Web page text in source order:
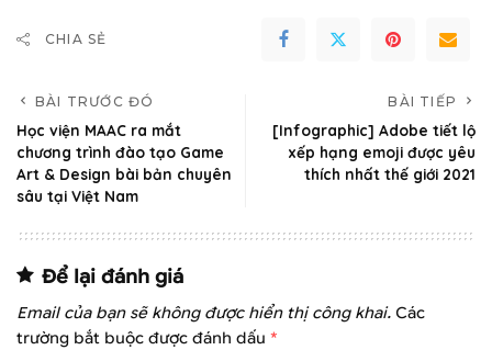
CHIA SẺ
BÀI TRƯỚC ĐÓ
Học viện MAAC ra mắt
chương trình đào tạo Game
Art & Design bài bản chuyên
sâu tại Việt Nam
BÀI TIẾP
[Infographic] Adobe tiết lộ
xếp hạng emoji được yêu
thích nhất thế giới 2021
Để lại đánh giá
Email của bạn sẽ không được hiển thị công khai. Các
trường bắt buộc được đánh dấu *